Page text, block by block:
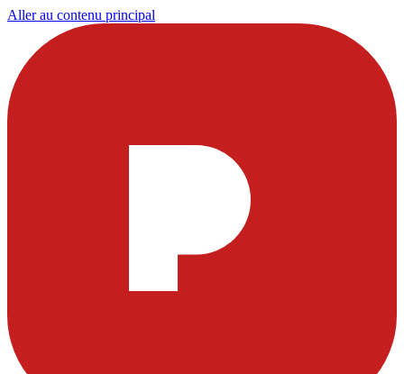
Aller au contenu principal